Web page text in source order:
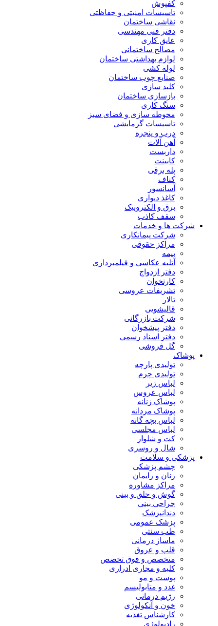
کفپوش
تاسیسات امنیتی و حفاظتی
نقاشی ساختمان
دفتر فنی مهندسی
عایق کاری
مصالح ساختمانی
لوازم بهداشتی ساختمان
لوله کشی
صنایع چوب ساختمان
کلید سازی
بازسازی ساختمان
سنگ کاری
محوطه سازی و فضای سبز
تاسیسات گرمایشی
درب و پنجره
آهن آلات
داربست
کابینت
پله برقی
کناف
آسانسور
کاغذ دیواری
برق و الکترونیک
سقف کاذب
شرکت ها و خدمات
شرکت پیمانکاری
مراکز حقوقی
بیمه
آتلیه عکاسی و فیلمبرداری
دفتر ازدواج
کارتخوان
تشریفات عروسی
تالار
قالیشویی
شرکت بازرگانی
دفتر پیشخوان
دفتر اسناد رسمی
گل فروشی
پوشاک
تولیدی پارچه
تولیدی چرم
لباس زیر
لباس عروس
پوشاک زنانه
پوشاک مردانه
لباس بچه گانه
لباس مجلسی
کت و شلوار
شال و روسری
پزشکی و سلامت
چشم پزشکی
زنان و زایمان
مراکز مشاوره
گوش و حلق و بینی
جراحی بینی
دندانپزشک
پزشک عمومی
طب سنتی
ماساژ درمانی
قلب و عروق
متخصص و فوق تخصص
کلیه و مجاری ادراری
پوست و مو
غدد و متابولیسم
رژیم درمانی
خون و آنکولوژی
کارشناس تغذیه
رادیولوژی